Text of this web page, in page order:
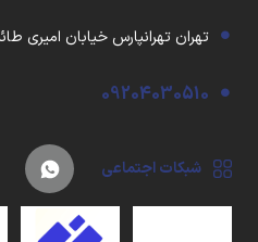
تهران تهرانپارس خیابان امیری
09204030510
شبکات اجتماعی